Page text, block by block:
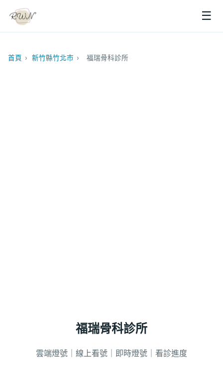
☰
首頁 › 新竹縣竹北市 › 福瑞骨科診所
福瑞骨科診所
雲端燈號｜線上看號｜即時燈號｜看診進度